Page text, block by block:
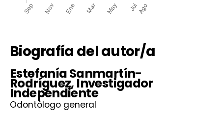
Biografía del autor/a
Estefanía Sanmartín-
Rodríguez,Investigador
Independiente
Odontólogo general